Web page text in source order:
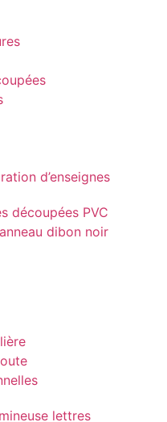
d’enseignes